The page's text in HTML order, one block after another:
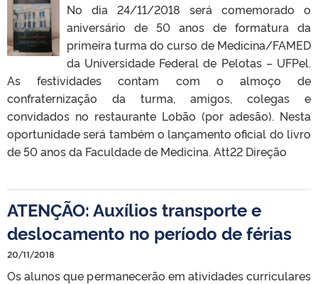
No dia 24/11/2018 será comemorado o
aniversário de 50 anos de formatura da
primeira turma do curso de Medicina/FAMED
da Universidade Federal de Pelotas – UFPel.
As festividades contam com o almoço de
confraternização da turma, amigos, colegas e
convidados no restaurante Lobão (por adesão). Nesta
oportunidade será também o lançamento oficial do livro
de 50 anos da Faculdade de Medicina. Att22 Direção
ATENÇÃO: Auxílios transporte e
deslocamento no período de férias
20/11/2018
Os alunos que permanecerão em atividades curriculares